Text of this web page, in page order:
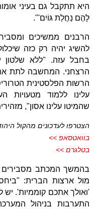
היא תתקבל גם בעיני
לָהֶם נַחֲלַת גּוֹיִם'".
הרבנים ממשיכים
להשיג יהיה רק כזה
בחבל עזה. "ללא שלטון
הרצחני. המחשבה לתת את
הרשות הפלסטינית
עלינו ללמוד מטעויות
שהמיטו עלינו אסון",
הצטרפו לעדכונים מהקול
בוואטסאפ >>
בטלגרם >>
בהמשך המכתב מסבירים
מול ארצות הברית:
'ואולך אתכם קוממיות'. יש
התערבות בניהול